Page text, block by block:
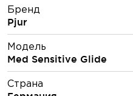
Бренд
Pjur
Модель
Med Sensitive Glide
Страна